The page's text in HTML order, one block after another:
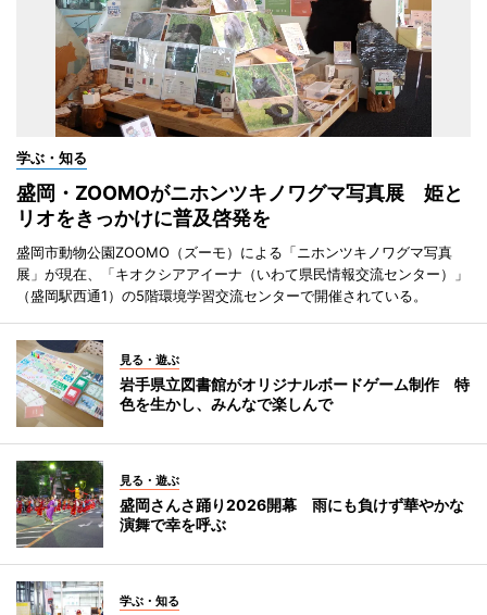
学ぶ・知る
盛岡・ZOOMOがニホンツキノワグマ写真展 姫と
リオをきっかけに普及啓発を
盛岡市動物公園ZOOMO（ズーモ）による「ニホンツキノワグマ写真
展」が現在、「キオクシアアイーナ（いわて県民情報交流センター）」
（盛岡駅西通1）の5階環境学習交流センターで開催されている。
見る・遊ぶ
岩手県立図書館がオリジナルボードゲーム制作 特
色を生かし、みんなで楽しんで
見る・遊ぶ
盛岡さんさ踊り2026開幕 雨にも負けず華やかな
演舞で幸を呼ぶ
学ぶ・知る